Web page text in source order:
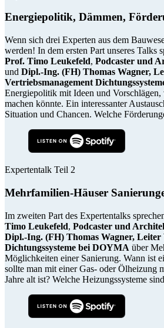
Energiepolitik, Dämmen,
Wenn sich drei Experten aus dem
werden! In dem ersten Part unseres Talks
Prof. Timo Leukefeld, Podcaster und
und Dipl.-Ing. (FH) Thomas Wagner,
Vertriebsmanagement
Energiepolitik mit Ideen und Vorschlägen,
machen könnte. Ein interessanter
Situation und Chancen. Welche
Expertentalk Teil 2
Mehrfamilien-Häuser
Im zweiten Part des Expertentalks
Timo Leukefeld, Podcaster und
Dipl.-Ing. (FH) Thomas Wagner, Leiter
Dichtungssysteme bei DOYMA über
Möglichkeiten einer Sanierung. Wann ist
sollte man mit einer Gas- oder Ölheizung
Jahre alt ist? Welche Heizungssysteme